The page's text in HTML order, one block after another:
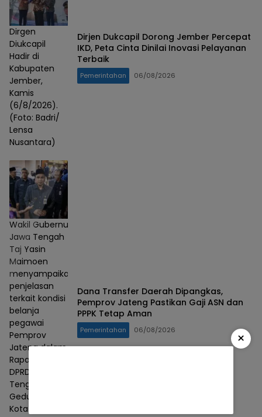
Dirgen
Diukcapil
Hadir di
Kabupaten
Jember,
Kamis
(6/8/2026).
(Foto: Badri/
Lensa
Nusantara)
Dirjen Dukcapil Dorong Jember Percepat
IKD, Peta Cinta Dinilai Inovasi Pelayanan
Terbaik
Pemerintahan 06/08/2026
Wakil Gubernur
Jawa Tengah
Taj Yasin
Maimoen
menyampaikan
penjelasan
terkait kondisi
belanja
pegawai
Pemprov
Jateng dalam
Rapat Paripurna
DPRD Jawa
Tengah di
Gedung Berlian,
Kota
Dana Transfer Daerah Dipangkas,
Pemprov Jateng Pastikan Gaji ASN dan
PPPK Tetap Aman
Pemerintahan 06/08/2026 ×